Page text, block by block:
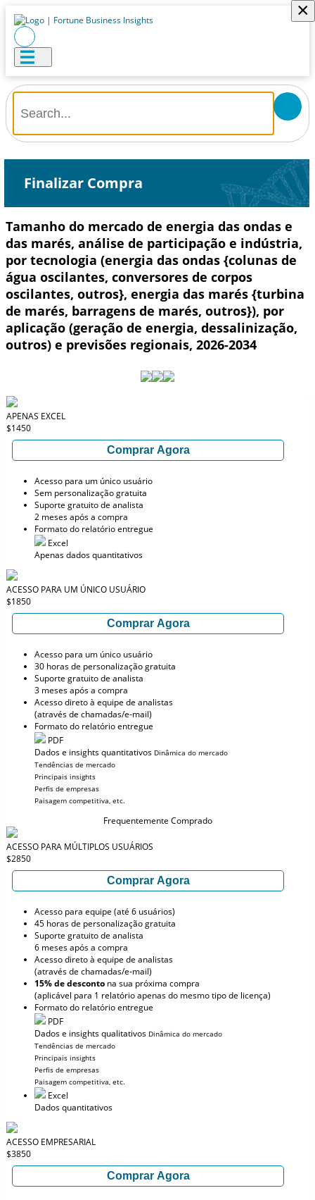
×
Finalizar Compra
Tamanho do mercado de energia das ondas e
das marés, análise de participação e indústria,
por tecnologia (energia das ondas {colunas de
água oscilantes, conversores de corpos
oscilantes, outros}, energia das marés {turbina
de marés, barragens de marés, outros}), por
aplicação (geração de energia, dessalinização,
outros) e previsões regionais, 2026-2034
APENAS EXCEL
$1450
Comprar Agora
Acesso para um único usuário
Sem personalização gratuita
Suporte gratuito de analista
2 meses após a compra
Formato do relatório entregue
Excel
Apenas dados quantitativos
ACESSO PARA UM ÚNICO USUÁRIO
$1850
Comprar Agora
Acesso para um único usuário
30 horas de personalização gratuita
Suporte gratuito de analista
3 meses após a compra
Acesso direto à equipe de analistas
(através de chamadas/e-mail)
Formato do relatório entregue
PDF
Dados e insights quantitativos Dinâmica do mercado
Tendências de mercado
Principais insights
Perfis de empresas
Paisagem competitiva, etc.
Frequentemente Comprado
ACESSO PARA MÚLTIPLOS USUÁRIOS
$2850
Comprar Agora
Acesso para equipe (até 6 usuários)
45 horas de personalização gratuita
Suporte gratuito de analista
6 meses após a compra
Acesso direto à equipe de analistas
(através de chamadas/e-mail)
15% de desconto na sua próxima compra
(aplicável para 1 relatório apenas do mesmo tipo de licença)
Formato do relatório entregue
PDF
Dados e insights qualitativos Dinâmica do mercado
Tendências de mercado
Principais insights
Perfis de empresas
Paisagem competitiva, etc.
Excel
Dados quantitativos
ACESSO EMPRESARIAL
$3850
Comprar Agora